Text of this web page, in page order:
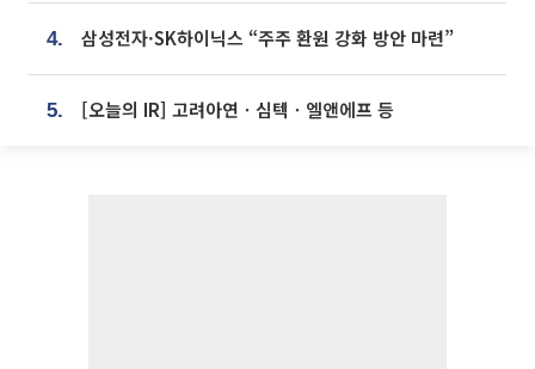
4. 삼성전자·SK하이닉스 “주주 환원 강화 방안 마련”
5. [오늘의 IR] 고려아연ㆍ심텍ㆍ엘앤에프 등